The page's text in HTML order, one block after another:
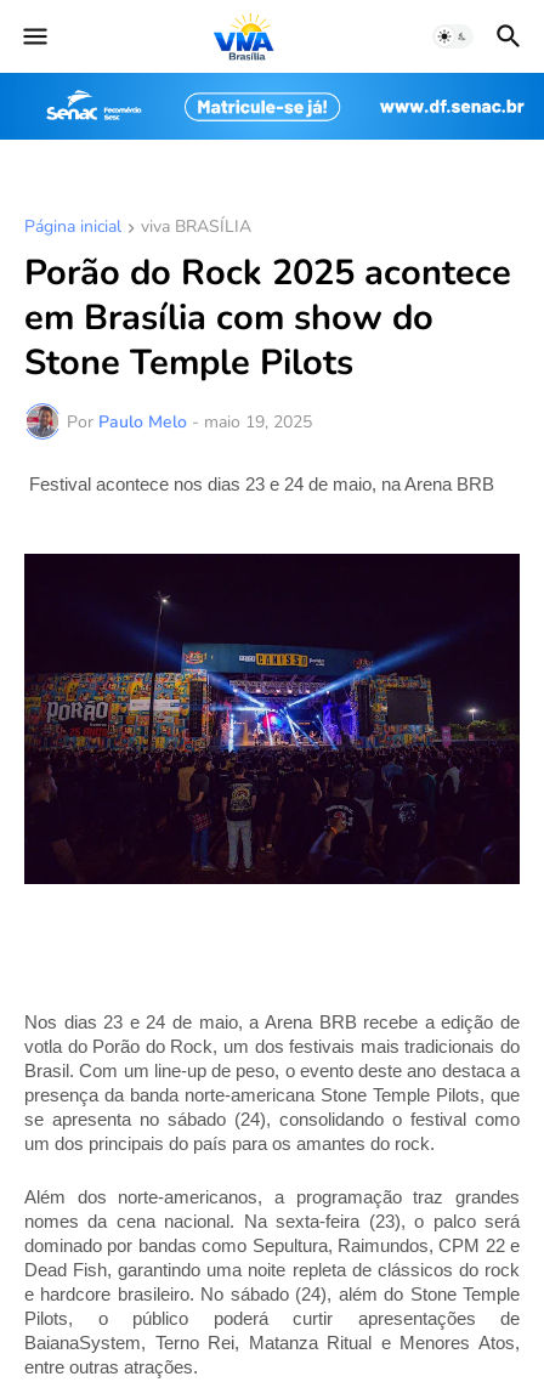
Página inicial viva BRASÍLIA
Porão do Rock 2025 acontece
em Brasília com show do
Stone Temple Pilots
Por Paulo Melo - maio 19, 2025
Festival acontece nos dias 23 e 24 de maio, na Arena BRB
Nos dias 23 e 24 de maio, a Arena BRB recebe a edição de
votla do Porão do Rock, um dos festivais mais tradicionais do
Brasil. Com um line-up de peso, o evento deste ano destaca a
presença da banda norte-americana Stone Temple Pilots, que
se apresenta no sábado (24), consolidando o festival como
um dos principais do país para os amantes do rock.
Além dos norte-americanos, a programação traz grandes
nomes da cena nacional. Na sexta-feira (23), o palco será
dominado por bandas como Sepultura, Raimundos, CPM 22 e
Dead Fish, garantindo uma noite repleta de clássicos do rock
e hardcore brasileiro. No sábado (24), além do Stone Temple
Pilots, o público poderá curtir apresentações de
BaianaSystem, Terno Rei, Matanza Ritual e Menores Atos,
entre outras atrações.